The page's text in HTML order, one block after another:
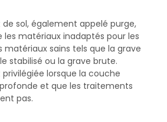
sol, également appelé purge,
les matériaux inadaptés pour les
matériaux sains tels que la grave
stabilisé ou la grave brute.
lorsque la couche
et que les traitements
pas.